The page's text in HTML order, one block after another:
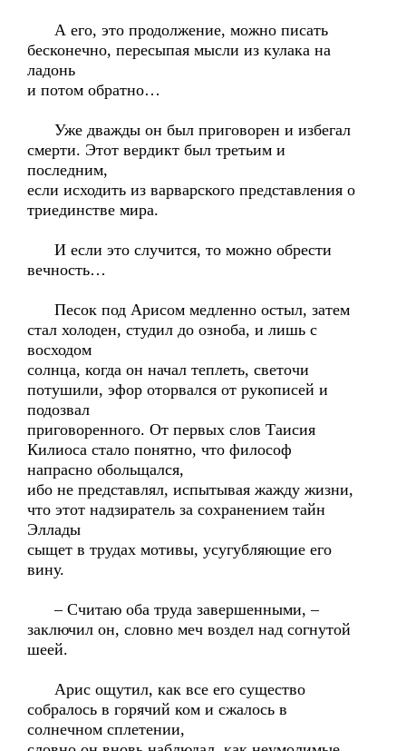
А его, это продолжение, можно писать
бесконечно, пересыпая мысли из кулака на
ладонь
и потом обратно…
Уже дважды он был приговорен и избегал
смерти. Этот вердикт был третьим и
последним,
если исходить из варварского представления о
триединстве мира.
И если это случится, то можно обрести
вечность…
Песок под Арисом медленно остыл, затем
стал холоден, студил до озноба, и лишь с
восходом
солнца, когда он начал теплеть, светочи
потушили, эфор оторвался от рукописей и
подозвал
приговоренного. От первых слов Таисия
Килиоса стало понятно, что философ
напрасно обольщался,
ибо не представлял, испытывая жажду жизни,
что этот надзиратель за сохранением тайн
Эллады
сыщет в трудах мотивы, усугубляющие его
вину.
– Считаю оба труда завершенными, –
заключил он, словно меч воздел над согнутой
шеей.
Арис ощутил, как все его существо
собралось в горячий ком и сжалось в
солнечном сплетении,